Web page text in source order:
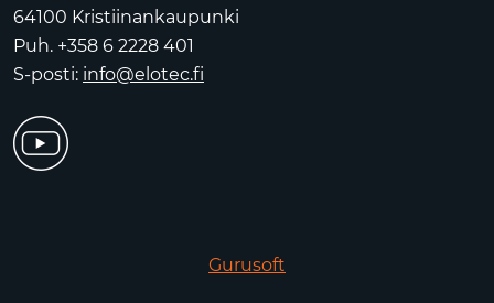
64100 Kristiinankaupunki
Puh. +358 6 2228 401
S-posti: info@elotec.fi
Gurusoft